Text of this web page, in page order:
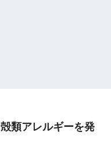
類アレルギーを発